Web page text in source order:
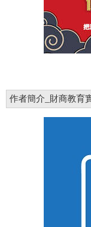
作者簡介_財商教育